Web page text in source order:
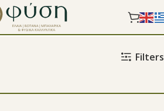
Filters